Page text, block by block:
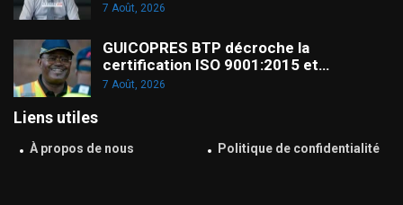
7 Août, 2026
GUICOPRES BTP décroche la
certification ISO 9001:2015 et…
7 Août, 2026
Liens utiles
À propos de nous Politique de confidentialité